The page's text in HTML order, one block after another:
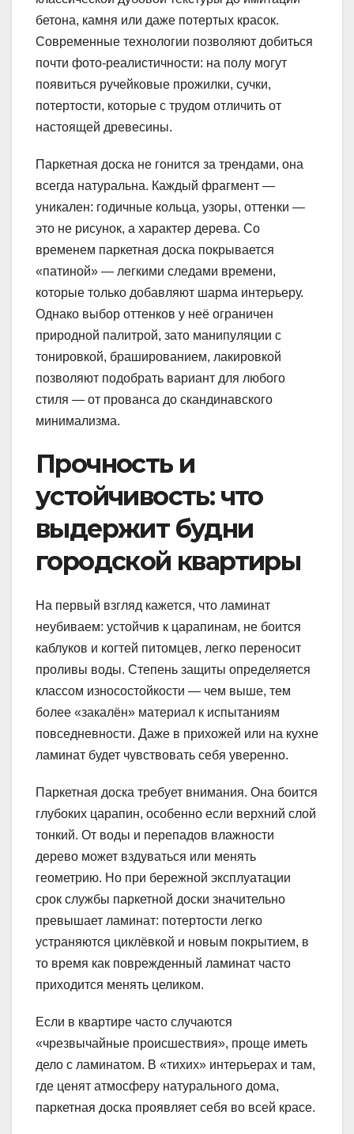
бетона, камня или даже потертых красок.
Современные технологии позволяют добиться
почти фото-реалистичности: на полу могут
появиться ручейковые прожилки, сучки,
потертости, которые с трудом отличить от
настоящей древесины.
Паркетная доска не гонится за трендами, она
всегда натуральна. Каждый фрагмент —
уникален: годичные кольца, узоры, оттенки —
это не рисунок, а характер дерева. Со
временем паркетная доска покрывается
«патиной» — легкими следами времени,
которые только добавляют шарма интерьеру.
Однако выбор оттенков у неё ограничен
природной палитрой, зато манипуляции с
тонировкой, брашированием, лакировкой
позволяют подобрать вариант для любого
стиля — от прованса до скандинавского
минимализма.
Прочность и
устойчивость: что
выдержит будни
городской квартиры
На первый взгляд кажется, что ламинат
неубиваем: устойчив к царапинам, не боится
каблуков и когтей питомцев, легко переносит
проливы воды. Степень защиты определяется
классом износостойкости — чем выше, тем
более «закалён» материал к испытаниям
повседневности. Даже в прихожей или на кухне
ламинат будет чувствовать себя уверенно.
Паркетная доска требует внимания. Она боится
глубоких царапин, особенно если верхний слой
тонкий. От воды и перепадов влажности
дерево может вздуваться или менять
геометрию. Но при бережной эксплуатации
срок службы паркетной доски значительно
превышает ламинат: потертости легко
устраняются циклёвкой и новым покрытием, в
то время как поврежденный ламинат часто
приходится менять целиком.
Если в квартире часто случаются
«чрезвычайные происшествия», проще иметь
дело с ламинатом. В «тихих» интерьерах и там,
где ценят атмосферу натурального дома,
паркетная доска проявляет себя во всей красе.